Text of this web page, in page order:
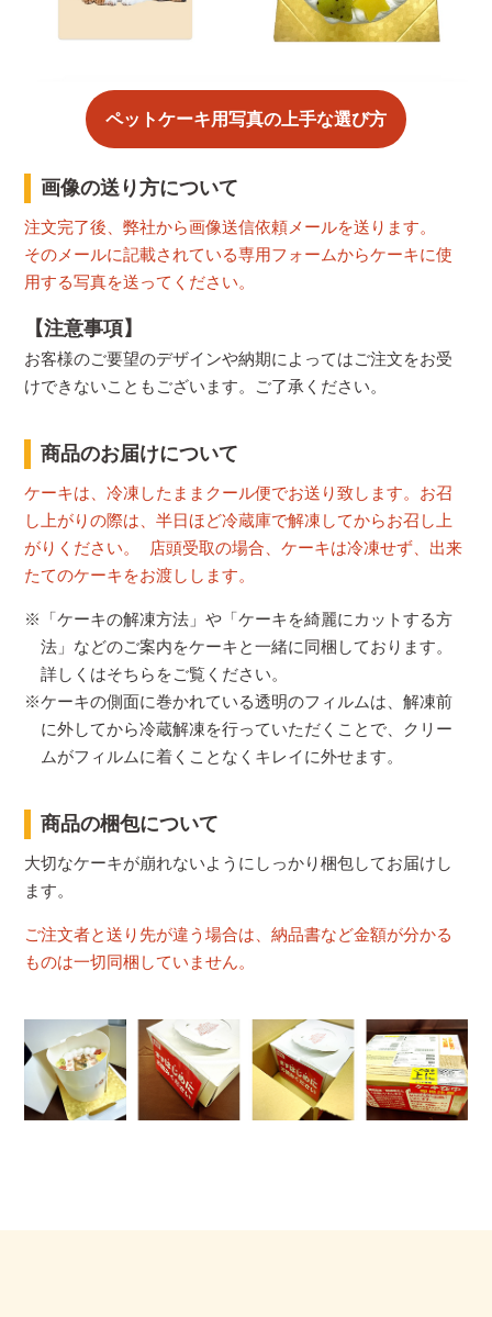
ペットケーキ用写真の上手な選び方
画像の送り方について
注文完了後、弊社から画像送信依頼メールを送ります。
そのメールに記載されている専用フォームからケーキに使
用する写真を送ってください。
【注意事項】
お客様のご要望のデザインや納期によってはご注文をお受
けできないこともございます。ご了承ください。
商品のお届けについて
ケーキは、冷凍したままクール便でお送り致します。お召
し上がりの際は、半日ほど冷蔵庫で解凍してからお召し上
がりください。 店頭受取の場合、ケーキは冷凍せず、出来
たてのケーキをお渡しします。
※「ケーキの解凍方法」や「ケーキを綺麗にカットする方
法」などのご案内をケーキと一緒に同梱しております。
詳しくはそちらをご覧ください。
※ケーキの側面に巻かれている透明のフィルムは、解凍前
に外してから冷蔵解凍を行っていただくことで、クリー
ムがフィルムに着くことなくキレイに外せます。
商品の梱包について
大切なケーキが崩れないようにしっかり梱包してお届けし
ます。
ご注文者と送り先が違う場合は、納品書など金額が分かる
ものは一切同梱していません。